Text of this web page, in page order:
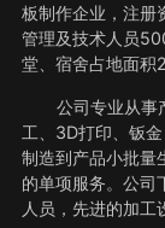
板制作企业，注
管理及技术人员
堂、宿舍占地面积
公司专业从事
工、3D打印、钣
制造到产品小批量
的单项服务。公司
人员，先进的加工